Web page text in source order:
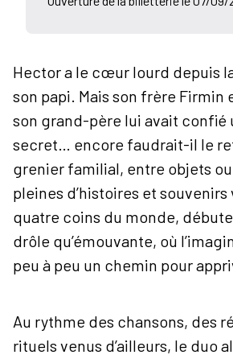
Hector a le cœur lourd depuis
son papi. Mais son frère Firmin
son grand-père lui avait confié
secret… encore faudrait-il le
grenier familial, entre objets
pleines d’histoires et souvenirs
quatre coins du monde,
drôle qu’émouvante, où
peu à peu un chemin pour
Au rythme des chansons, des
rituels venus d’ailleurs, le duo